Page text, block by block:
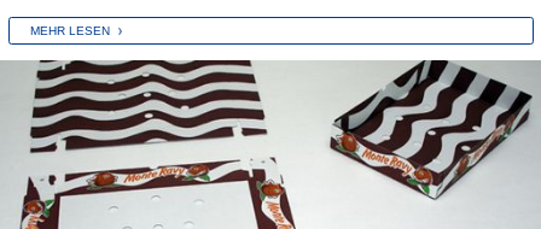
Die Maschine sucht ihresgleichen und ist in dieser Ausbaustufe in Deutschland
lediglich ein weiteres Mal installiert.
MEHR LESEN